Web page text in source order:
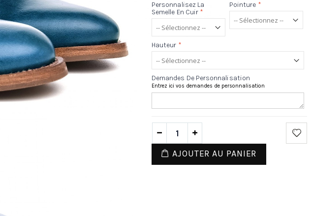
Personnalisez La
Semelle En Cuir *
Pointure *
Hauteur *
Demandes De Personnalisation
Entrez ici vos demandes de personnalisation
AJOUTER AU PANIER